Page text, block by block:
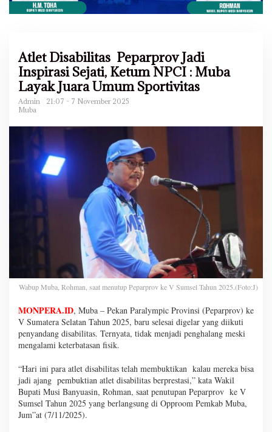
Atlet Disabilitas Peparprov Jadi
Inspirasi Sejati, Ketum NPCI : Muba
Layak Juara Umum Sportivitas
Admin
21:07 - 7 November 2025
Muba
Wabup Muba, Rohman, saat menutup Peparprov ke V Sumsel Tahun 2025.(Foto:J)
MONPERA.ID, Muba – Pekan Paralympic Provinsi (Peparprov) ke
V Sumatera Selatan Tahun 2025, baru selesai digelar yang diikuti
penyandang disabilitas. Ternyata, tidak menjadi penghalang meski
mengalami keterbatasan fisik.
“Hari ini para atlet disabilitas telah membuktikan kalau mereka bisa
jadi ajang pembuktian atlet disabilitas berprestasi,” kata Wakil
Bupati Musi Banyuasin, Rohman, saat penutupan Peparprov ke V
Sumsel Tahun 2025 yang berlangsung di Opproom Pemkab Muba,
Jum”at (7/11/2025).